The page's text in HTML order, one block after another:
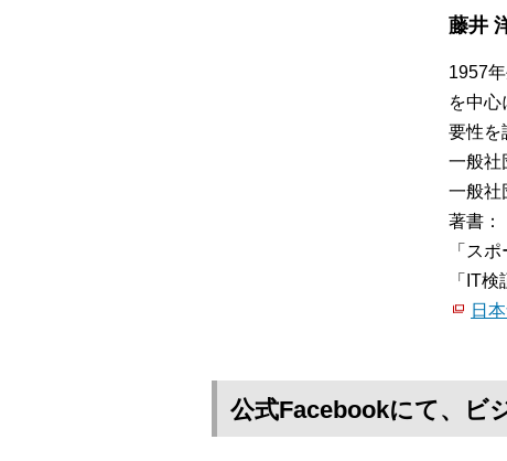
藤井
1957
を中
要性を
一般
一般
著書：
「ス
「IT
日
公式Facebookにて、ビ